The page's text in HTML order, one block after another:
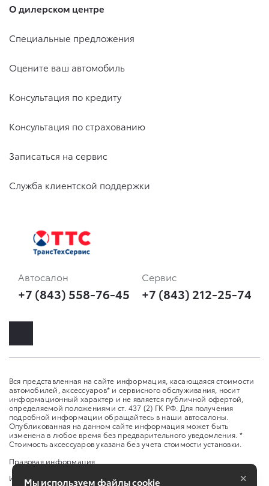
О дилерском центре
Специальные предложения
Оцените ваш автомобиль
Консультация по кредиту
Консультация по страхованию
Записаться на сервис
Служба клиентской поддержки
Автосалон
+7 (843) 558-76-45
Сервис
+7 (843) 212-25-74
Вся представленная на сайте информация, касающаяся стоимости
автомобилей, аксессуаров* и сервисного обслуживания, носит
информационный характер и не является публичной офертой,
определяемой положениями ст. 437 (2) ГК РФ. Для получения
подробной информации обращайтесь в наши автосалоны.
Опубликованная на данном сайте информация может быть
изменена в любое время без предварительного уведомления. *
Стоимость аксессуаров указана без учета стоимости установки.
Правовая информация
Изменить настройку cookies
Мы используем файлы cookie ×